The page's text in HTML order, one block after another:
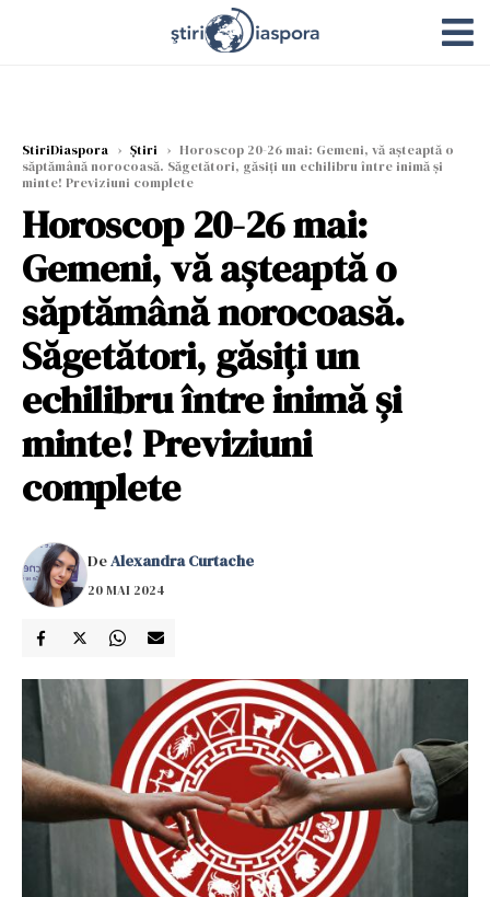
StiriDiaspora › Știri › Horoscop 20-26 mai: Gemeni, vă așteaptă o
săptămână norocoasă. Săgetători, găsiți un echilibru între inimă și
minte! Previziuni complete
Horoscop 20-26 mai:
Gemeni, vă așteaptă o
săptămână norocoasă.
Săgetători, găsiți un
echilibru între inimă și
minte! Previziuni
complete
DeAlexandra Curtache
20 MAI 2024